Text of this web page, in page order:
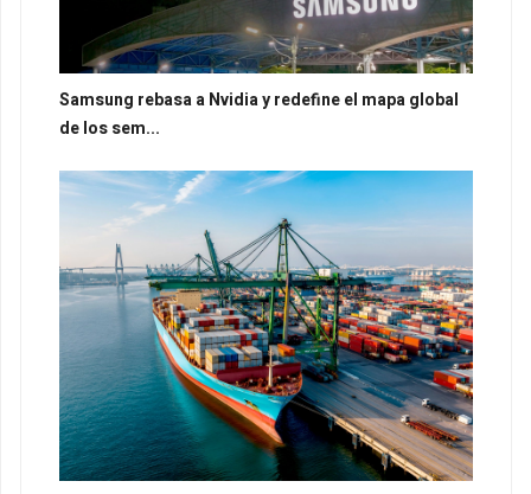
Samsung rebasa a Nvidia y redefine el mapa global
de los sem...